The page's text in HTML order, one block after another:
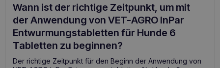
Wann ist der richtige Zeitpunkt, um mit
der Anwendung von VET-AGRO InPar
Entwurmungstabletten für Hunde 6
Tabletten zu beginnen?
Der richtige Zeitpunkt für den Beginn der Anwendung von